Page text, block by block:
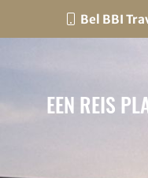
Bel BBI
EEN REIS